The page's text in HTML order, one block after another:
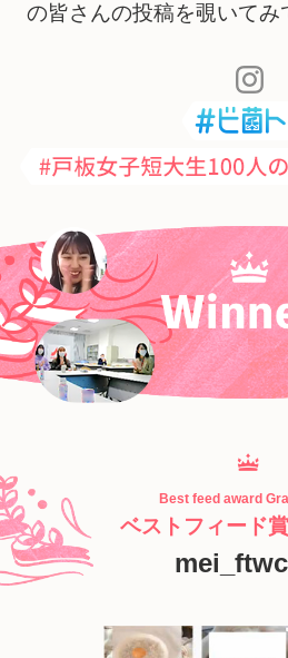
の皆さんの投稿を覗いてみ
Best feed award
ベストフィード
mei_ftwc